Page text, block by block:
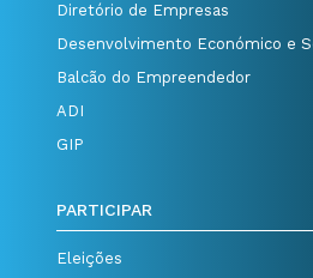
Diretório de Empresas
Desenvolvimento Económico e
Balcão do Empreendedor
ADI
GIP
PARTICIPAR
Eleições